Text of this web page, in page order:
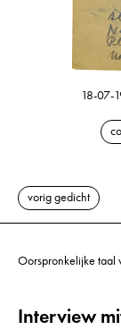
18-07-
vorig gedicht
Oorspronkelijke taal
Interview